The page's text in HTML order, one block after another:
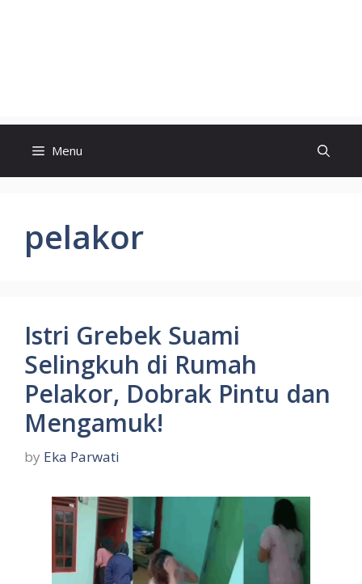
Menu
pelakor
Istri Grebek Suami
Selingkuh di Rumah
Pelakor, Dobrak Pintu dan
Mengamuk!
by Eka Parwati